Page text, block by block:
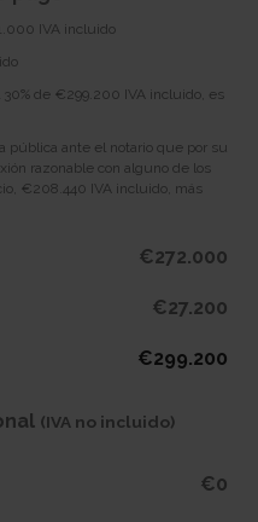
IVA incluido
de €299.200 IVA incluido, es
pública ante el notario que por su
razonable con alguno de los
€208.440 IVA incluido, más
€272.000
€27.200
€299.200
(IVA no incluido)
€0